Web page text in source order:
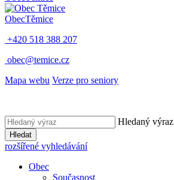
ObecTěmice
+420 518 388 207
obec@temice.cz
Mapa webu Verze pro seniory
Hledaný výraz
Hledat
rozšířené vyhledávání
Obec
Současnost